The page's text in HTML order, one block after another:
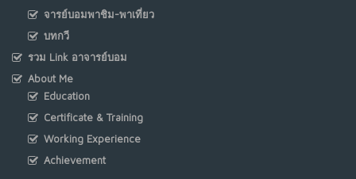
จารย์บอมพาชิม-พาเที่ยว
บทกวี
รวม Link อาจารย์บอม
About Me
Education
Certificate & Training
Working Experience
Achievement